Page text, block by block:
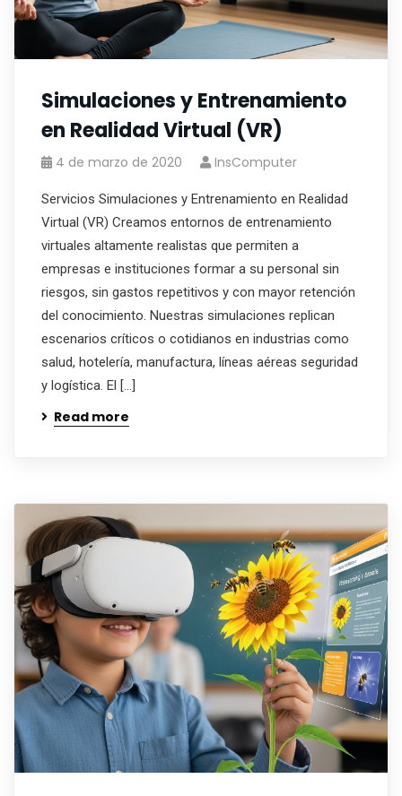
Simulaciones y Entrenamiento
en Realidad Virtual (VR)
4 de marzo de 2020 InsComputer
Servicios Simulaciones y Entrenamiento en Realidad
Virtual (VR) Creamos entornos de entrenamiento
virtuales altamente realistas que permiten a
empresas e instituciones formar a su personal sin
riesgos, sin gastos repetitivos y con mayor retención
del conocimiento. Nuestras simulaciones replican
escenarios críticos o cotidianos en industrias como
salud, hotelería, manufactura, líneas aéreas seguridad
y logística. El […]
Read more